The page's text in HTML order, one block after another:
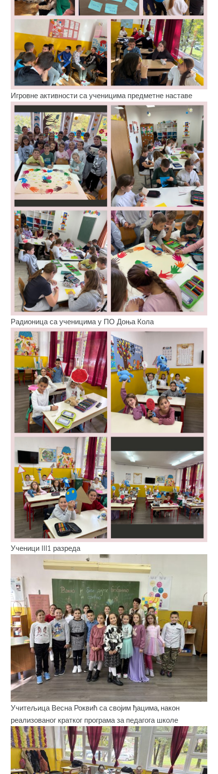
Игровне активности са ученицима предметне наставе
Радионица са ученицима у ПО Доња Кола
Ученици III1 разреда
Учитељица Весна Роквић са својим ђацима, након
реализованог кратког програма за педагога школе